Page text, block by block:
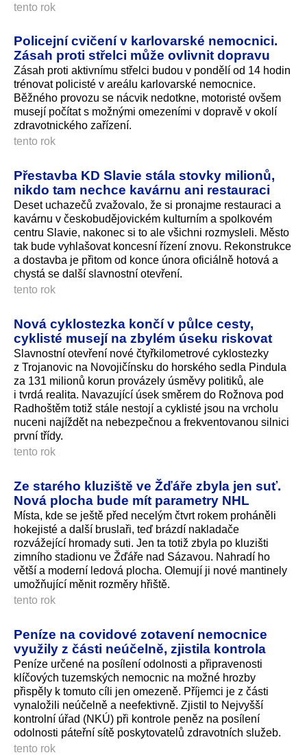
tento rok
Policejní cvičení v karlovarské nemocnici.
Zásah proti střelci může ovlivnit dopravu
Zásah proti aktivnímu střelci budou v pondělí od 14 hodin
trénovat policisté v areálu karlovarské nemocnice.
Běžného provozu se nácvik nedotkne, motoristé ovšem
musejí počítat s možnými omezeními v dopravě v okolí
zdravotnického zařízení.
tento rok
Přestavba KD Slavie stála stovky milionů,
nikdo tam nechce kavárnu ani restauraci
Deset uchazečů zvažovalo, že si pronajme restauraci a
kavárnu v českobudějovickém kulturním a spolkovém
centru Slavie, nakonec si to ale všichni rozmysleli. Město
tak bude vyhlašovat koncesní řízení znovu. Rekonstrukce
a dostavba je přitom od konce února oficiálně hotová a
chystá se další slavnostní otevření.
tento rok
Nová cyklostezka končí v půlce cesty,
cyklisté musejí na zbylém úseku riskovat
Slavnostní otevření nové čtyřkilometrové cyklostezky
z Trojanovic na Novojičínsku do horského sedla Pindula
za 131 milionů korun provázely úsměvy politiků, ale
i tvrdá realita. Navazující úsek směrem do Rožnova pod
Radhoštěm totiž stále nestojí a cyklisté jsou na vrcholu
nuceni najíždět na nebezpečnou a frekventovanou silnici
první třídy.
tento rok
Ze starého kluziště ve Žďáře zbyla jen suť.
Nová plocha bude mít parametry NHL
Místa, kde se ještě před necelým čtvrt rokem proháněli
hokejisté a další bruslaři, teď brázdí nakladače
rozvážející hromady suti. Jen ta totiž zbyla po kluzišti
zimního stadionu ve Žďáře nad Sázavou. Nahradí ho
větší a moderní ledová plocha. Olemují ji nové mantinely
umožňující měnit rozměry hřiště.
tento rok
Peníze na covidové zotavení nemocnice
využily z části neúčelně, zjistila kontrola
Peníze určené na posílení odolnosti a připravenosti
klíčových tuzemských nemocnic na možné hrozby
přispěly k tomuto cíli jen omezeně. Příjemci je z části
vynaložili neúčelně a neefektivně. Zjistil to Nejvyšší
kontrolní úřad (NKÚ) při kontrole peněz na posílení
odolnosti páteřní sítě poskytovatelů zdravotních služeb.
tento rok